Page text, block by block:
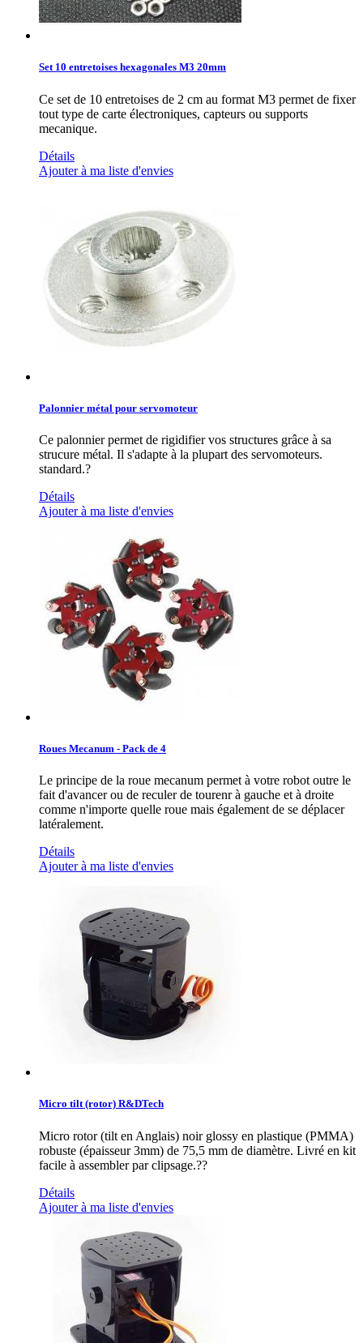
Set 10 entretoises hexagonales M3 20mm
Ce set de 10 entretoises de 2 cm au format M3 permet de fixer
tout type de carte électroniques, capteurs ou supports
mecanique.
Détails
Ajouter à ma liste d'envies
Palonnier métal pour servomoteur
Ce palonnier permet de rigidifier vos structures grâce à sa
strucure métal. Il s'adapte à la plupart des servomoteurs.
standard.?
Détails
Ajouter à ma liste d'envies
Roues Mecanum - Pack de 4
Le principe de la roue mecanum permet à votre robot outre le
fait d'avancer ou de reculer de tourenr à gauche et à droite
comme n'importe quelle roue mais également de se déplacer
latéralement.
Détails
Ajouter à ma liste d'envies
Micro tilt (rotor) R&DTech
Micro rotor (tilt en Anglais) noir glossy en plastique (PMMA)
robuste (épaisseur 3mm) de 75,5 mm de diamètre. Livré en kit
facile à assembler par clipsage.??
Détails
Ajouter à ma liste d'envies